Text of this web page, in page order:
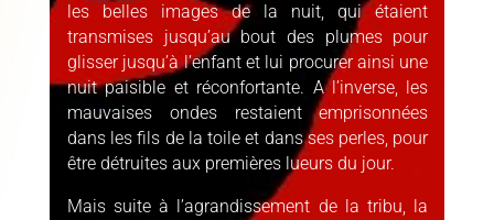
les belles images de la nuit, qui étaient
transmises jusqu’au bout des plumes pour
glisser jusqu’à l’enfant et lui procurer ainsi une
nuit paisible et réconfortante. A l’inverse, les
mauvaises ondes restaient emprisonnées
dans les fils de la toile et dans ses perles, pour
être détruites aux premières lueurs du jour.
Mais suite à l’agrandissement de la tribu, la